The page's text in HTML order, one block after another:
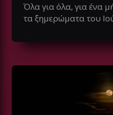
Όλα για όλα, για ένα
τα ξημερώματα του